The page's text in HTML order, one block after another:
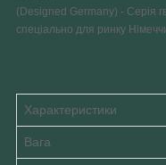
(Designed Germany) - Серія
спеціально для ринку
Характеристики
Вага